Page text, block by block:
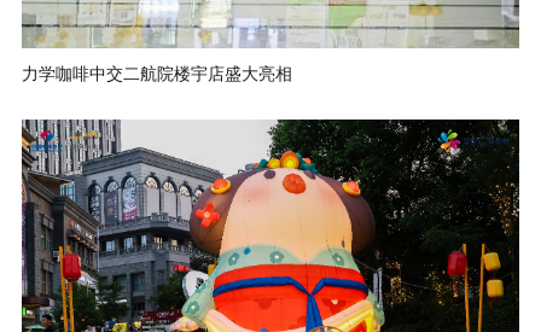
力学咖啡中交二航院楼宇店盛大亮相